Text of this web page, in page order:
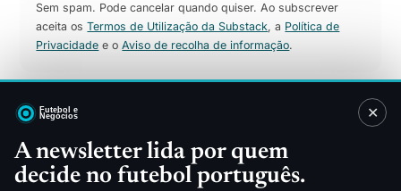
✕
A newsletter lida por quem
decide no futebol português.
Sem spam. Pode cancelar quando quiser. Ao subscrever
aceita osTermos de Utilização da Substack, a Política de
Privacidade e oAviso de recolha de informação.
Sitemap
Direitos TV
Patrocínios